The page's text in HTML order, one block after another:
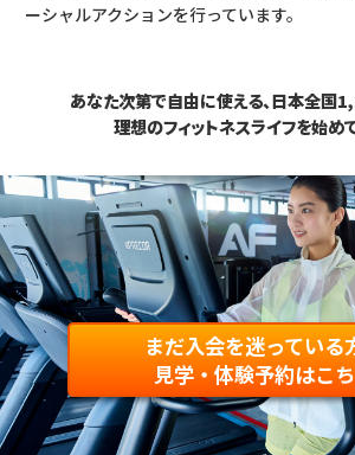
ーシャルアクションを行っています。
あなた次第で自由に使える、日本全国
理想のフィットネスライフを始め
まだ入会を迷っている
見学・体験予約はこ